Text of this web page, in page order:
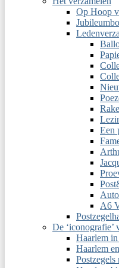
Op Hoop
Een
A6
De ‘iconografie’
Haarlem
Haarlem
Postzegels